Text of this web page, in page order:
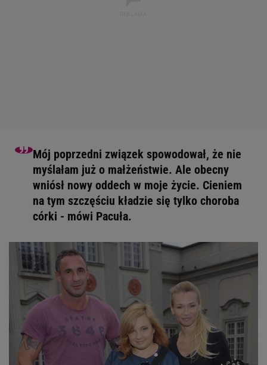
Mój poprzedni związek spowodował, że nie
myślałam już o małżeństwie. Ale obecny
wniósł nowy oddech w moje życie. Cieniem
na tym szczęściu kładzie się tylko choroba
córki - mówi Pacuła.